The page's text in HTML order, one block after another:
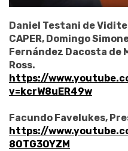
Daniel Testani de
CAPER, Domingo
Fernández Dacosta de
Ross.
https://
v=kcrW8uER49w
Facundo Favelukes,
https://
8OTG3OYZM